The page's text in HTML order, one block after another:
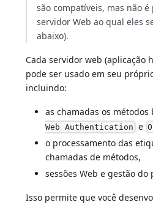
são compatíveis, mas não
servidor Web ao qual eles
abaixo).
Cada servidor web (aplicação
pode ser usado em seu
incluindo:
as chamadas os
Web Authentication e
o processamento das
chamadas de métodos,
sessões Web e gestão do
Isso permite que você